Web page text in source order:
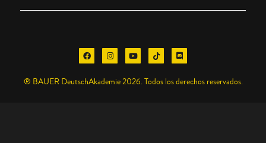
® BAUER DeutschAkademie 2026. Todos los derechos reservados.